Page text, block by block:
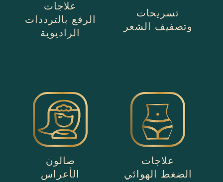
تسريحات
وتصفيف الشعر
علاجات
الرفع بالترددات
الراديوية
علاجات
الضغط الهوائي
صالون
الأعراس